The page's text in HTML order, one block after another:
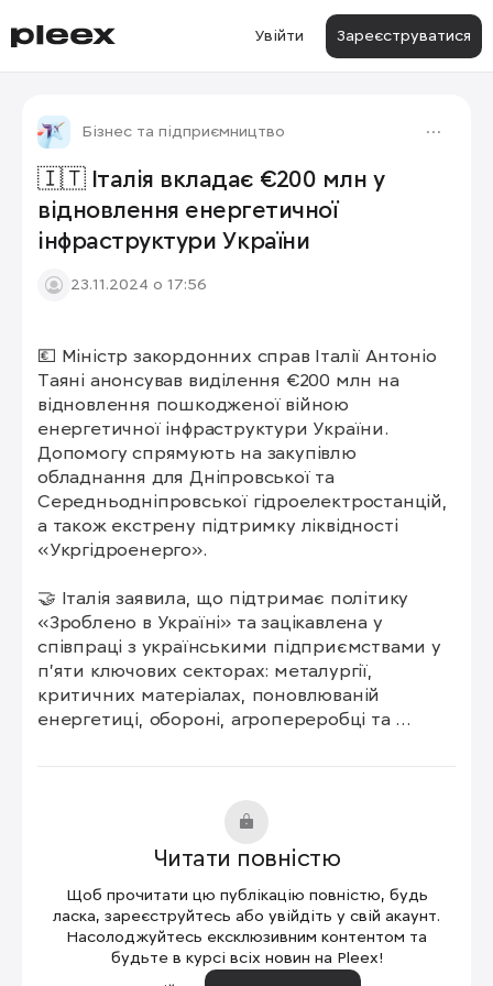
Увійти Зареєструватися
Бізнес та підприємництво
🇮🇹 Італія вкладає €200 млн у
відновлення енергетичної
інфраструктури України
23.11.2024 о 17:56
💶 Міністр закордонних справ Італії Антоніо
Таяні анонсував виділення €200 млн на
відновлення пошкодженої війною
енергетичної інфраструктури України.
Допомогу спрямують на закупівлю
обладнання для Дніпровської та
Середньодніпровської гідроелектростанцій,
а також екстрену підтримку ліквідності
«Укргідроенерго».
🤝 Італія заявила, що підтримає політику
«Зроблено в Україні» та зацікавлена у
співпраці з українськими підприємствами у
п'яти ключових секторах: металургії,
критичних матеріалах, поновлюваній
енергетиці, обороні, агропереробці та
Читати повністю
Щоб прочитати цю публікацію повністю, будь
ласка, зареєструйтесь або увійдіть у свій акаунт.
Насолоджуйтесь ексклюзивним контентом та
будьте в курсі всіх новин на Pleex!